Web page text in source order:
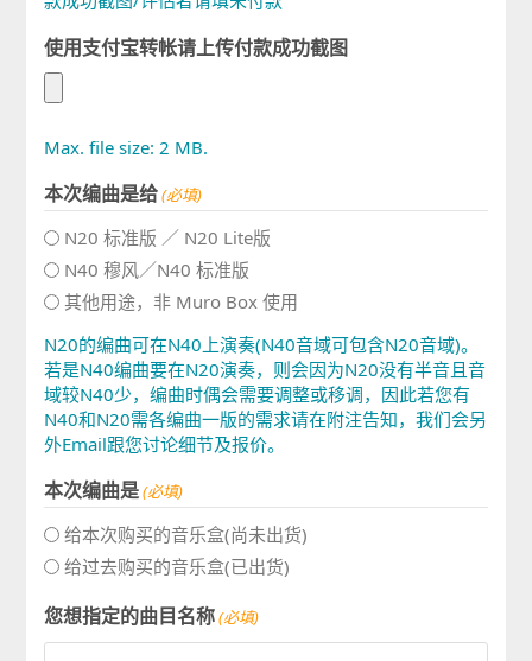
使用支付宝转帐请上传付款成功截图
Max. file size: 2 MB.
本次编曲是给(必填)
N20 标准版 ／ N20 Lite版
N40 穆风／N40 标准版
其他用途，非 Muro Box 使用
N20的编曲可在N40上演奏(N40音域可包含N20音域)。
若是N40编曲要在N20演奏，则会因为N20没有半音且音
域较N40少，编曲时偶会需要调整或移调，因此若您有
N40和N20需各编曲一版的需求请在附注告知，我们会另
外Email跟您讨论细节及报价。
本次编曲是(必填)
给本次购买的音乐盒(尚未出货)
给过去购买的音乐盒(已出货)
您想指定的曲目名称(必填)